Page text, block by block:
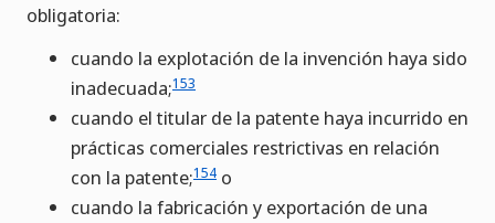
obligatoria:
cuando la explotación de la invención haya sido
inadecuada;153
cuando el titular de la patente haya incurrido en
prácticas comerciales restrictivas en relación
con la patente;154 o
cuando la fabricación y exportación de una